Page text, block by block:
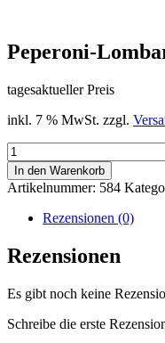
Peperoni-
tagesaktueller Preis
inkl. 7 % MwSt. zzgl.
Peperoni-
Lombardi,Gesch
5/1
Menge
In den Warenkorb
Artikelnummer: 584
Rezensionen (0)
Rezensionen
Es gibt noch keine
Schreibe die erste